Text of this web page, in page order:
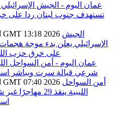
الأربعاء ,05 آب / أغسطس GMT 13:18 2026 الجيش
الإسرائيلي يعلن بدء موجة
على خرق حزب
الأربعاء ,05 آب / أغسطس GMT 07:40 2026 أمن السواحل
الليبية ينقذ 29